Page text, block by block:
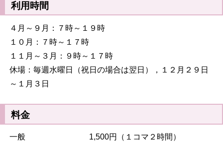
利用時間
４月～９月：７時～１９時
１０月：７時～１７時
１１月～３月：９時～１７時
休場：毎週水曜日（祝日の場合は翌日），１２月２９日
～１月３日
料金
一般 1,500円（１コマ２時間）